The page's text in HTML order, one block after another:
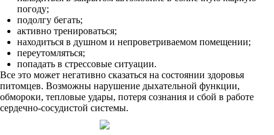
погоду;
подолгу бегать;
активно тренироваться;
находиться в душном и непроветриваемом помещении;
переутомляться;
попадать в стрессовые ситуации.
Все это может негативно сказаться на состоянии здоровья
питомцев. Возможны нарушение дыхательной функции,
обмороки, тепловые удары, потеря сознания и сбой в работе
сердечно-сосудистой системы.